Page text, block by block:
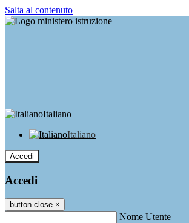
Salta al contenuto
Italiano
Italiano
Accedi
Accedi
button close ×
Nome Utente